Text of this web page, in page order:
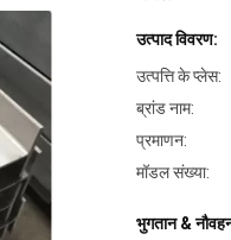
उत्पाद विवरण:
उत्पत्ति के प्लेस:
ब्रांड नाम:
प्रमाणन:
मॉडल संख्या:
भुगतान &